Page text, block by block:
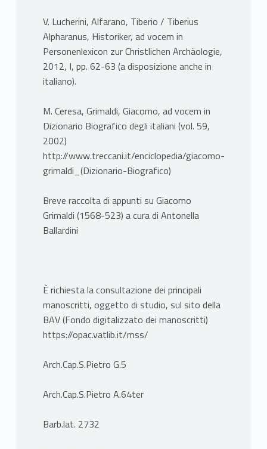
V. Lucherini, Alfarano, Tiberio / Tiberius
Alpharanus, Historiker, ad vocem in
Personenlexicon zur Christlichen Archäologie,
2012, I, pp. 62-63 (a disposizione anche in
italiano).
M. Ceresa, Grimaldi, Giacomo, ad vocem in
Dizionario Biografico degli italiani (vol. 59,
2002)
http://www.treccani.it/enciclopedia/giacomo-
grimaldi_(Dizionario-Biografico)
Breve raccolta di appunti su Giacomo
Grimaldi (1568-523) a cura di Antonella
Ballardini
È richiesta la consultazione dei principali
manoscritti, oggetto di studio, sul sito della
BAV (Fondo digitalizzato dei manoscritti)
https://opac.vatlib.it/mss/
Arch.Cap.S.Pietro G.5
Arch.Cap.S.Pietro A.64ter
Barb.lat. 2732